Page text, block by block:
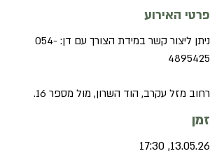
פרטי האירוע
ניתן ליצור קשר במידת הצורך עם דן: 054-
4895425
רחוב מזל עקרב, הוד השרון, מול מספר 16.
זמן
13.05.26, 17:30